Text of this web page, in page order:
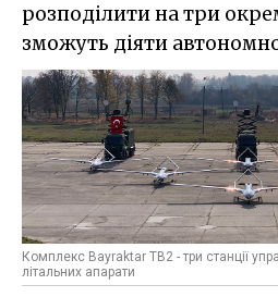
розподілити на три
зможуть діяти
Комплекс Bayraktar TB2 - три станції
літальних апарати